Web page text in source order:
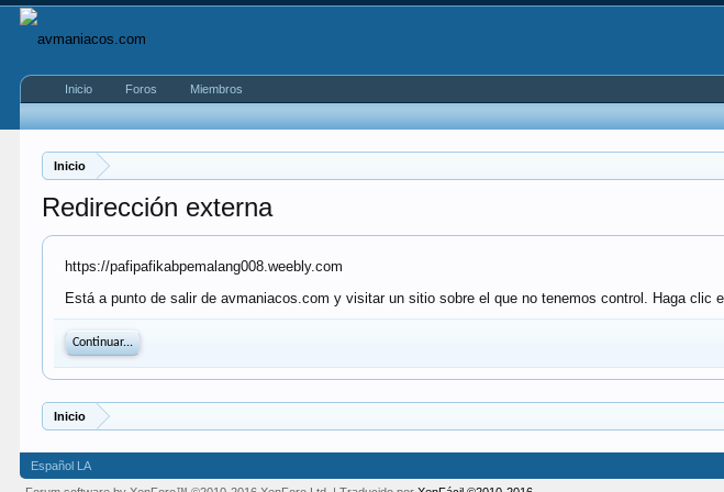
Inicio
Redirección externa
https://pafipafikabpemalang008.weebly.com
Está a punto de salir de avmaniacos.com y visitar un sitio sobre el que no tenemos control. Haga clic
Continuar...
Inicio
Inicio Foros Miembros
Español LA